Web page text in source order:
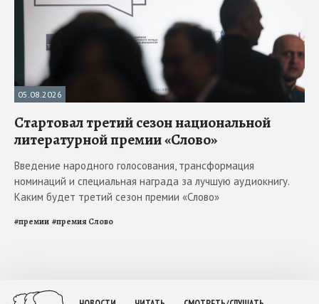
05.08.2026
Стартовал третий сезон национальной
литературной премии «Слово»
Введение народного голосования, трансформация
номинаций и специальная награда за лучшую аудиокнигу.
Каким будет третий сезон премии «Слово»
#премии #премия Слово